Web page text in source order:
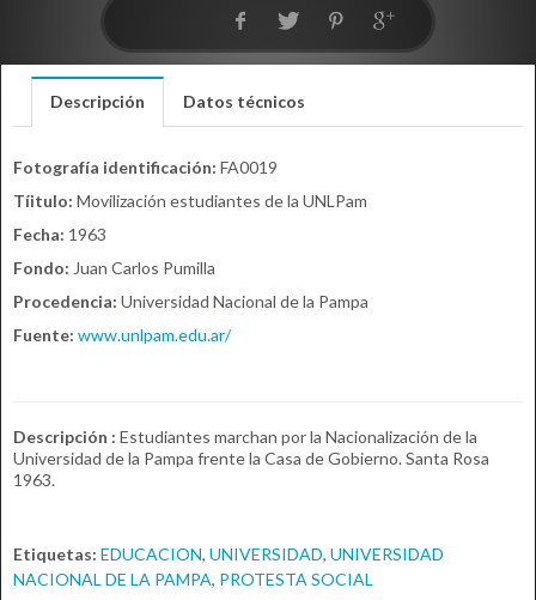
Descripción Datos técnicos
Fotografía identificación: FA0019
Tíitulo: Movilización estudiantes de la UNLPam
Fecha: 1963
Fondo: Juan Carlos Pumilla
Procedencia: Universidad Nacional de la Pampa
Fuente:www.unlpam.edu.ar/
Descripción :Estudiantes marchan por la Nacionalización de la
Universidad de la Pampa frente la Casa de Gobierno. Santa Rosa
1963.
Etiquetas:EDUCACION,UNIVERSIDAD,UNIVERSIDAD
NACIONAL DE LA PAMPA, PROTESTA SOCIAL